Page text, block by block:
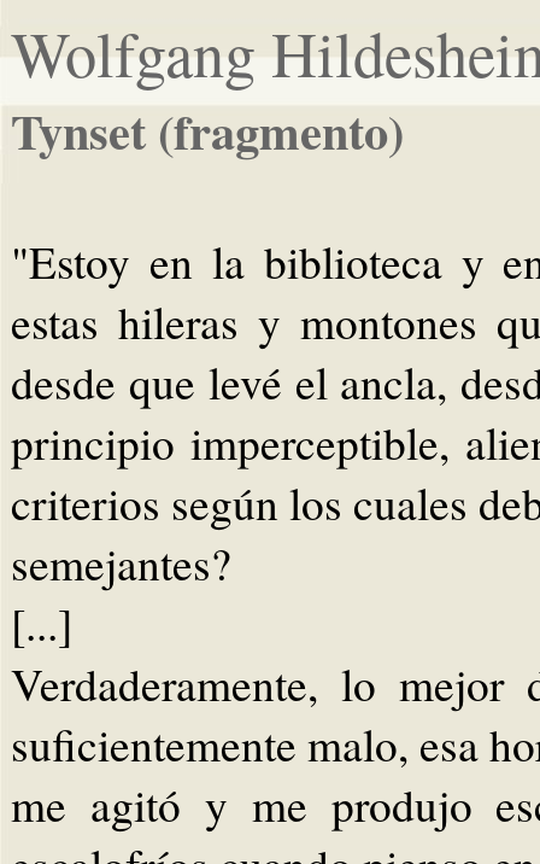
Wolfgang
Tynset (fragmento)
"Estoy en la biblioteca y
estas hileras y montones
desde que levé el ancla,
principio imperceptible,
criterios según los cuales
semejantes?
[...]
Verdaderamente, lo
suficientemente malo, esa
me agitó y me produjo